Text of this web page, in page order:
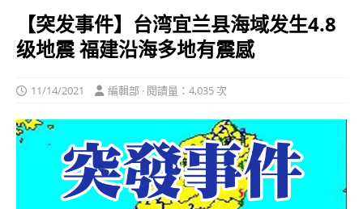
【突发事件】台湾宜兰县海域发生4.8
级地震 福建沿海多地有震感
11/14/2021 編輯部 · 閱讀量：4,035 次